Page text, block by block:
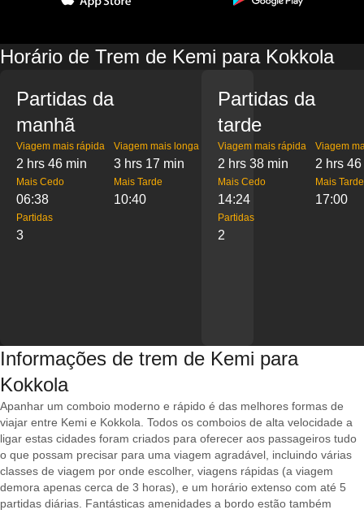
Horário de Trem de Kemi para Kokkola
Partidas da
manhã
Viagem mais rápida
2 hrs 46 min
Viagem mais longa
3 hrs 17 min
Mais Cedo
06:38
Mais Tarde
10:40
Partidas
3
Partidas da
tarde
Viagem mais rápida
2 hrs 38 min
Viagem
2 hrs
Mais Cedo
14:24
Mais Tarde
17:00
Partidas
2
Informações de trem de Kemi para
Kokkola
Apanhar um comboio moderno e rápido é das melhores formas de
viajar entre Kemi e Kokkola. Todos os comboios de alta velocidade a
ligar estas cidades foram criados para oferecer aos passageiros tudo
o que possam precisar para uma viagem agradável, incluindo várias
classes de viagem por onde escolher, viagens rápidas (a viagem
demora apenas cerca de 3 horas), e um horário extenso com até 5
partidas diárias. Fantásticas amenidades a bordo estão também